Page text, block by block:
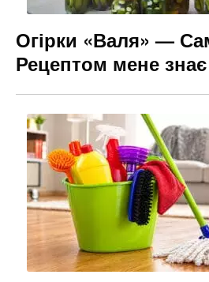
Огірки «Валя» —
Рецептом мене